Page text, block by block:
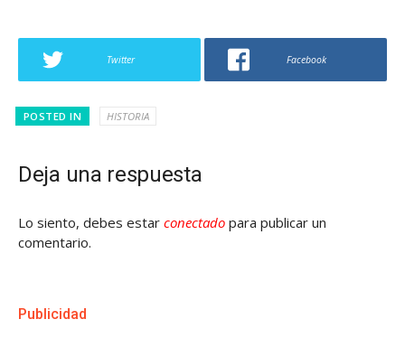
Twitter Facebook
POSTED IN HISTORIA
Deja una respuesta
Lo siento, debes estar conectado para publicar un
comentario.
Publicidad